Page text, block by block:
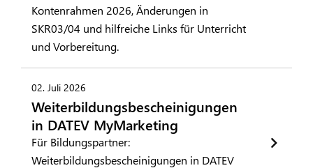
Kontenrahmen 2026, Änderungen in
SKR03/04 und hilfreiche Links für Unterricht
und Vorbereitung.
02. Juli 2026
Weiterbildungsbescheinigungen
in DATEV MyMarketing
Für Bildungspartner:
Weiterbildungsbescheinigungen in DATEV